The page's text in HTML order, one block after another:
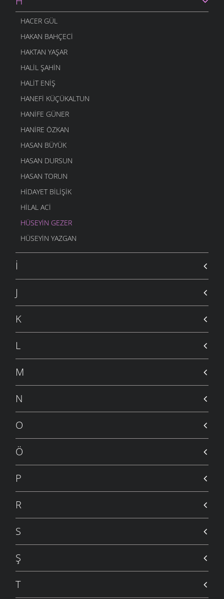
27 ŞUBAT 2009
BIR AKŞAM
HACER GÜL
HAKAN BAHÇECI
HAKTAN YAŞAR
HALIL ŞAHIN
HALIT ENIŞ
HANEFI KÜÇÜKALTUN
HANIFE GÜNER
HANIRE ÖZKAN
HASAN BÜYÜK
HASAN DURSUN
HASAN TORUN
HIDAYET BILIŞIK
HILAL ACI
HÜSEYIN GEZER
HÜSEYIN YAZGAN
İ
J
K
L
M
N
O
Ö
P
R
S
Ş
T